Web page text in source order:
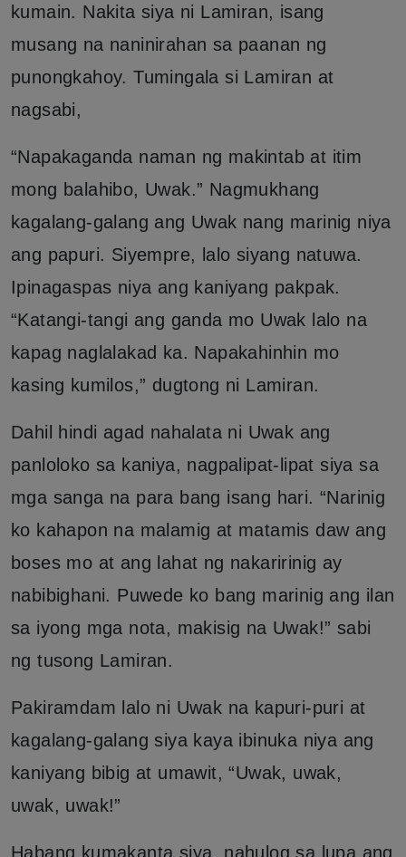
kumain. Nakita siya ni Lamiran, isang
musang na naninirahan sa paanan ng
punongkahoy. Tumingala si Lamiran at
nagsabi,
“Napakaganda naman ng makintab at itim
mong balahibo, Uwak.” Nagmukhang
kagalang-galang ang Uwak nang marinig niya
ang papuri. Siyempre, lalo siyang natuwa.
Ipinagaspas niya ang kaniyang pakpak.
“Katangi-tangi ang ganda mo Uwak lalo na
kapag naglalakad ka. Napakahinhin mo
kasing kumilos,” dugtong ni Lamiran.
Dahil hindi agad nahalata ni Uwak ang
panloloko sa kaniya, nagpalipat-lipat siya sa
mga sanga na para bang isang hari. “Narinig
ko kahapon na malamig at matamis daw ang
boses mo at ang lahat ng nakaririnig ay
nabibighani. Puwede ko bang marinig ang ilan
sa iyong mga nota, makisig na Uwak!” sabi
ng tusong Lamiran.
Pakiramdam lalo ni Uwak na kapuri-puri at
kagalang-galang siya kaya ibinuka niya ang
kaniyang bibig at umawit, “Uwak, uwak,
uwak, uwak!”
Habang kumakanta siya, nahulog sa lupa ang